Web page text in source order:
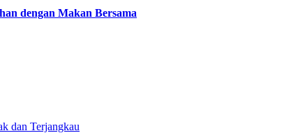
dengan Makan Bersama